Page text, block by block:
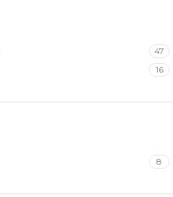
47
16
8